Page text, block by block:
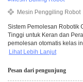
Mesin Penggiling Robot
Sistem Pemolesan Robotik
Tinggi untuk Keran dan
pemolesan otomatis kelas
Lihat Lebih Lanjut
Pesan dari pengunjung